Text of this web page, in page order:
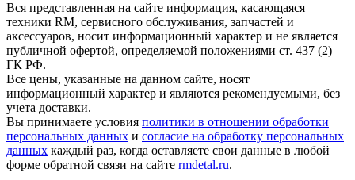
Вся представленная на сайте информация, касающаяся
техники RM, сервисного обслуживания, запчастей и
аксессуаров, носит информационный характер и не является
публичной офертой, определяемой положениями ст. 437 (2)
ГК РФ.
Все цены, указанные на данном сайте, носят
информационный характер и являются рекомендуемыми, без
учета доставки.
Вы принимаете условия политики в отношении обработки
персональных данных и согласие на обработку персональных
данных каждый раз, когда оставляете свои данные в любой
форме обратной связи на сайте rmdetal.ru.